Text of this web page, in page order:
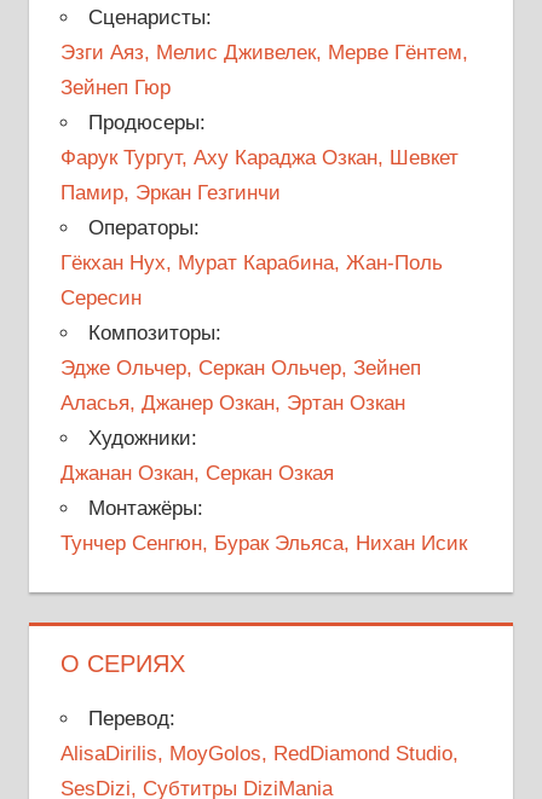
Сценаристы:
Эзги Аяз, Мелис Дживелек, Мерве Гёнтем,
Зейнеп Гюр
Продюсеры:
Фарук Тургут, Аху Караджа Озкан, Шевкет
Памир, Эркан Гезгинчи
Операторы:
Гёкхан Нух, Мурат Карабина, Жан-Поль
Сересин
Композиторы:
Эдже Ольчер, Серкан Ольчер, Зейнеп
Аласья, Джанер Озкан, Эртан Озкан
Художники:
Джанан Озкан, Серкан Озкая
Монтажёры:
Тунчер Сенгюн, Бурак Эльяса, Нихан Исик
О СЕРИЯХ
Перевод:
AlisaDirilis, MoyGolos, RedDiamond Studio,
SesDizi, Субтитры DiziMania